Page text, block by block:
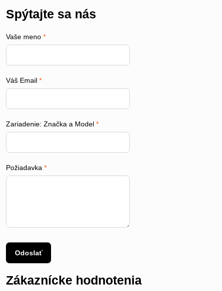
Spýtajte sa nás
Vaše meno *
Váš Email *
Zariadenie: Značka a Model *
Požiadavka *
Odoslať
Zákaznícke hodnotenia